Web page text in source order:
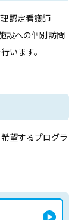
認定看護師
設への個別訪問
います。
望するプログラ